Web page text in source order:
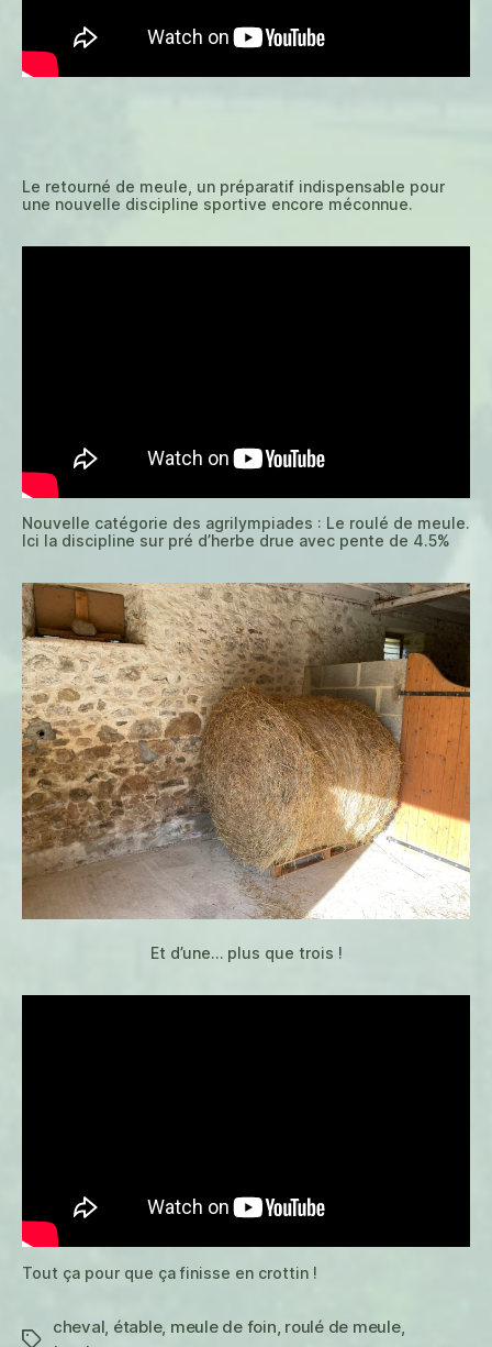
Le retourné de meule, un préparatif indispensable pour
une nouvelle discipline sportive encore méconnue.
Nouvelle catégorie des agrilympiades : Le roulé de meule.
Ici la discipline sur pré d’herbe drue avec pente de 4.5%
Et d’une… plus que trois !
Tout ça pour que ça finisse en crottin !
Étiquettes
cheval étable, meule de foin roulé de meule,